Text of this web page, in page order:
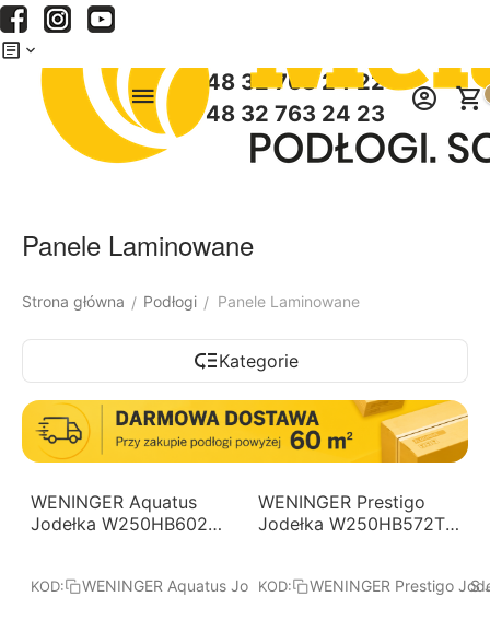
+48 32 763 24 22
+48 32 763 24 23
Panele Laminowane
Strona główna / Podłogi / Panele Laminowane
Kategorie
Darmowa dostawa
od 60 m2
WENINGER Aquatus
Jodełka W250HB602T
wodoodporne
KOD: WENINGER Aquatus Jodełka W250HB602T DĄB MARIS
Darmowa dostawa
od 60 m2
WENINGER Prestigo
Jodełka W250HB572T
wodoodporne
KOD: WENINGER Prestigo